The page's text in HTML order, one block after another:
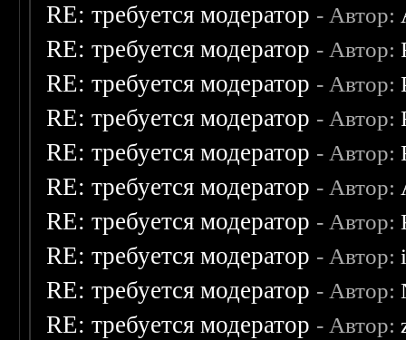
RE: требуется модератор - Автор:
RE: требуется модератор - Автор:
RE: требуется модератор - Автор:
RE: требуется модератор - Автор:
RE: требуется модератор - Автор:
RE: требуется модератор - Автор:
RE: требуется модератор - Автор:
RE: требуется модератор - Автор:
RE: требуется модератор - Автор:
RE: требуется модератор - Автор: